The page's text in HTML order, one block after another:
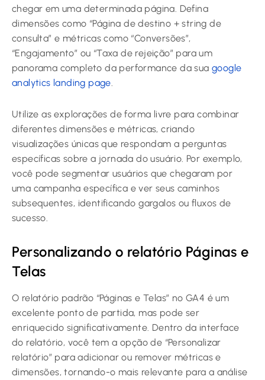
chegar em uma determinada página. Defina
dimensões como “Página de destino + string de
consulta” e métricas como “Conversões”,
“Engajamento” ou “Taxa de rejeição” para um
panorama completo da performance da sua google
analytics landing page
Utilize as explorações de forma livre para combinar
diferentes dimensões e métricas, criando
visualizações únicas que respondam a perguntas
específicas sobre a jornada do usuário. Por exemplo,
você pode segmentar usuários que chegaram por
uma campanha específica e ver seus caminhos
subsequentes, identificando gargalos ou fluxos de
sucesso.
Personalizando o relatório Páginas e
Telas
O relatório padrão “Páginas e Telas” no GA4 é um
excelente ponto de partida, mas pode ser
enriquecido significativamente. Dentro da interface
do relatório, você tem a opção de “Personalizar
relatório” para adicionar ou remover métricas e
dimensões, tornando-o mais relevante para a análise